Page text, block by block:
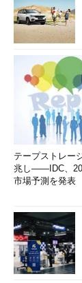
テープストレー
兆し――IDC、
市場予測を発表